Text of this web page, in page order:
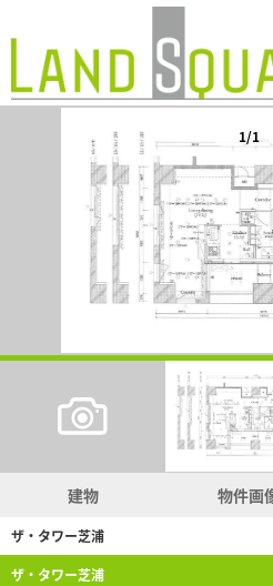
1/1
建物 物件画
ザ・タワー芝浦
ザ・タワー芝浦